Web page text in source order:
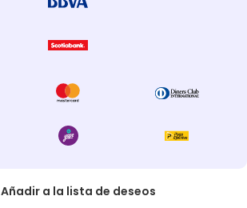
Añadir a la lista de deseos